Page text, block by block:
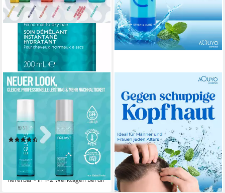
REVLON PROFESSIONAL
Leave-in Pflege EQUAVE
CONDITIONER, Normales Bis
Trockenes Haar 200 ml
(9)
ab 13,99 €
(69,95 €/ 1 l)
-51%
lieferbar - in 1-2 Werktagen bei dir
Haartonikum Anti-Schuppen-
Tonic zur Pflege bei
trockener und juckender
Kopfhaut
13,90 €
(69,50 €/ 1 l)
lieferbar - in 3-4 Werktagen bei dir